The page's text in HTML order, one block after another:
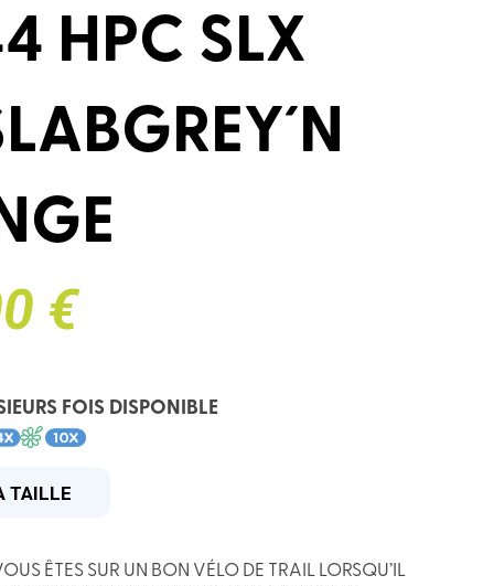
HPC SLX
€
FOIS DISPONIBLE
ÊTES SUR UN BON VÉLO DE TRAIL LORSQU’IL